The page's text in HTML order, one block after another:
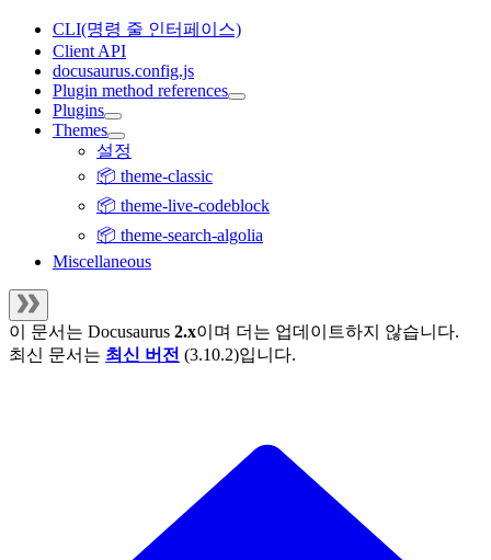
CLI(명령 줄 인터페이스)
Client API
docusaurus.config.js
Plugin method references
Plugins
Themes
설정
📦 theme-classic
📦 theme-live-codeblock
📦 theme-search-algolia
Miscellaneous
이 문서는 Docusaurus 2.x이며 더는 업데이트하지 않습니다.
최신 문서는 최신 버전 (3.10.2)입니다.